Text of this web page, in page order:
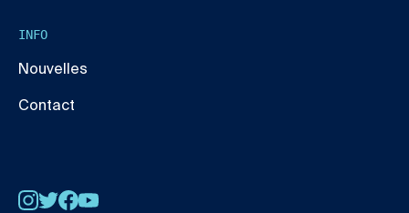
INFO
Nouvelles
Contact